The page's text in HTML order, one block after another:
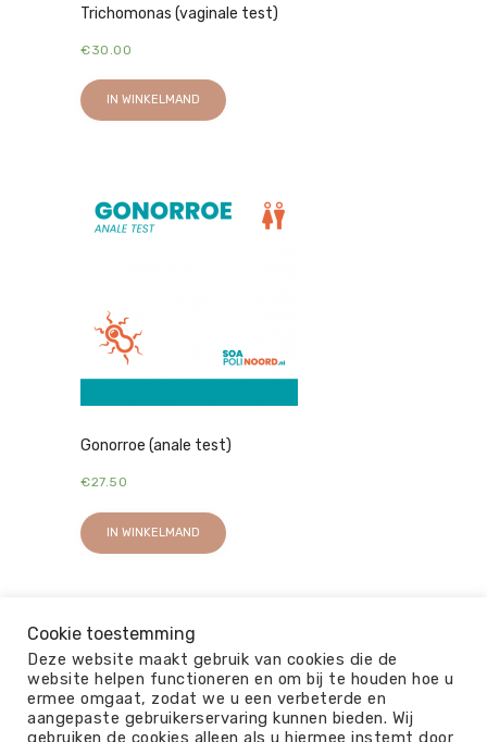
Trichomonas (vaginale test)
€30.00
IN WINKELMAND
Gonorroe (anale test)
€27.50
IN WINKELMAND
Cookie toestemming
Deze website maakt gebruik van cookies die de
website helpen functioneren en om bij te houden hoe u
ermee omgaat, zodat we u een verbeterde en
aangepaste gebruikerservaring kunnen bieden. Wij
gebruiken de cookies alleen als u hiermee instemt door